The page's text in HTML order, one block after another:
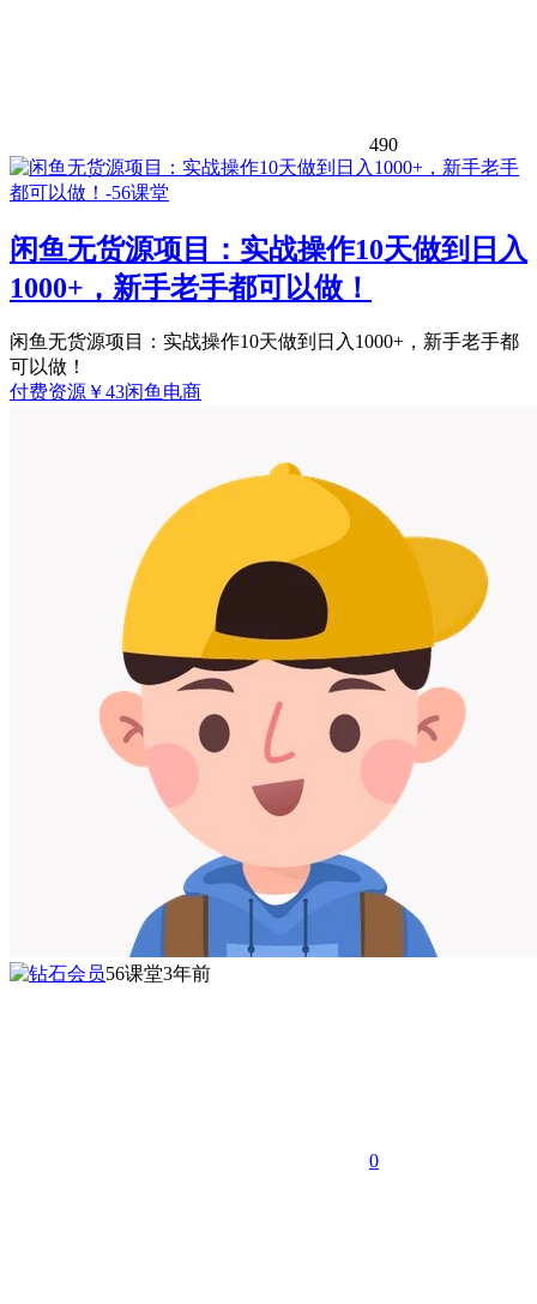
490
闲鱼无货源项目：实战操作10天做到日入
1000+，新手老手都可以做！
闲鱼无货源项目：实战操作10天做到日入1000+，新手老手都
可以做！
付费资源 ￥43闲鱼电商
56课堂3年前
0